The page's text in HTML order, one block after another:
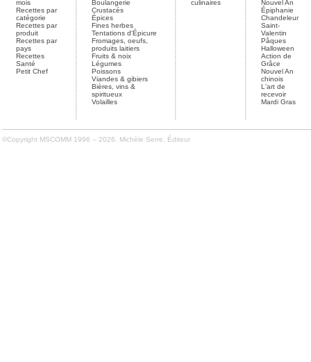
mois
Recettes par
catégorie
Recettes par
produit
Recettes par
pays
Recettes
Santé
Petit Chef
Boulangerie
Crustacés
Épices
Fines herbes
Tentations d'Épicure
Fromages, oeufs,
produits laitiers
Fruits & noix
Légumes
Poissons
Viandes & gibiers
Bières, vins &
spiritueux
Volailles
culinaires
Nouvel An
Épiphanie
Chandeleur
Saint-
Valentin
Pâques
Halloween
Action de
Grâce
Nouvel An
chinois
L'art de
recevoir
Mardi Gras
©Copyright MSCOMM 1996 – 2026. Michèle Serre, Éditeur